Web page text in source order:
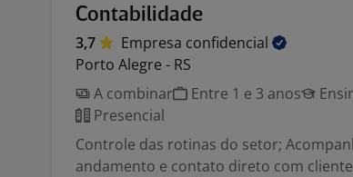
Contabilidade
3,7 Empresa confidencial
Porto Alegre - RS
A combinar
Entre 1 e 3 anos
Presencial
Controle das rotinas do setor;
andamento e contato direto com